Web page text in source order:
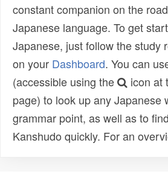
constant companion on the
Japanese language. To get
Japanese, just follow the study
on your Dashboard. You can
(accessible using the
icon at
page) to look up any Japanese
grammar point, as well as to
Kanshudo quickly. For an